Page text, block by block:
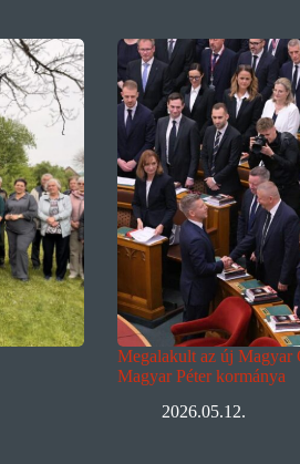
Megalakult az új Magyar
Magyar Péter kormánya
2026.05.12.